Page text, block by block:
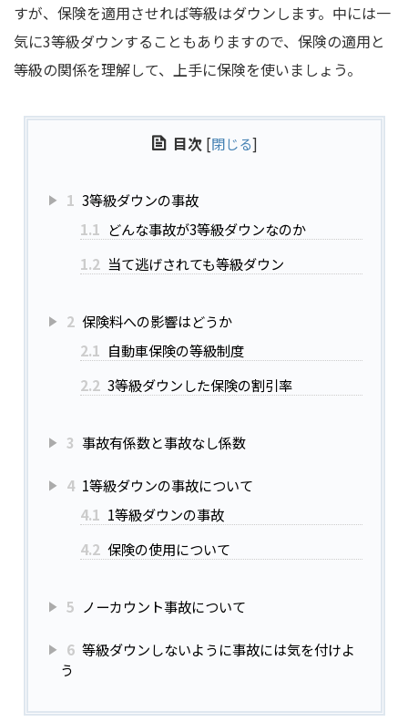
すが、保険を適用させれば等級はダウンします。中には一
気に3等級ダウンすることもありますので、保険の適用と
等級の関係を理解して、上手に保険を使いましょう。
目次 [閉じる]
1 3等級ダウンの事故
1.1 どんな事故が3等級ダウンなのか
1.2 当て逃げされても等級ダウン
2 保険料への影響はどうか
2.1 自動車保険の等級制度
2.2 3等級ダウンした保険の割引率
3 事故有係数と事故なし係数
4 1等級ダウンの事故について
4.1 1等級ダウンの事故
4.2 保険の使用について
5 ノーカウント事故について
6 等級ダウンしないように事故には気を付けよ
う